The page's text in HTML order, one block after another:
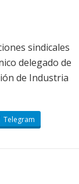
sindicales
delegado de
de Industria
Telegram